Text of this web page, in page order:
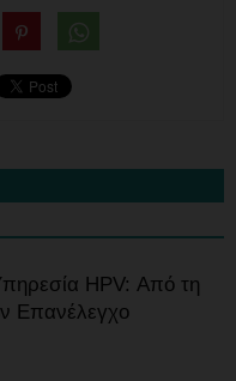
HPV: Από τη
Επανέλεγχο